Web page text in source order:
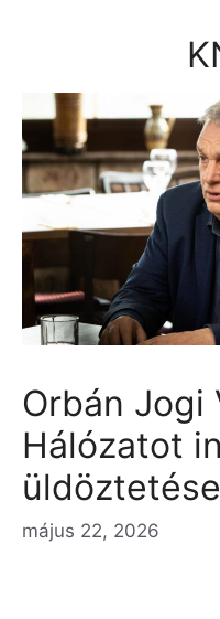
Orbán Jogi
Hálózatot
május 22, 2026